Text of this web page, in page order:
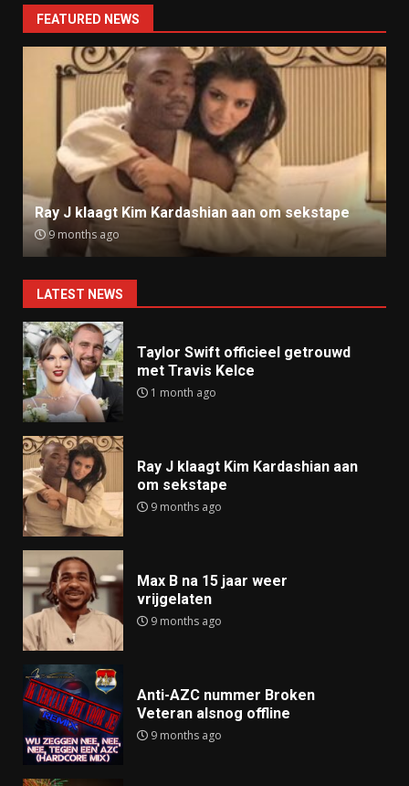
FEATURED NEWS
Ray J klaagt Kim Kardashian aan om sekstape
9 months ago
LATEST NEWS
Taylor Swift officieel getrouwd
met Travis Kelce
1 month ago
Ray J klaagt Kim Kardashian aan
om sekstape
9 months ago
Max B na 15 jaar weer
vrijgelaten
9 months ago
Anti-AZC nummer Broken
Veteran alsnog offline
9 months ago